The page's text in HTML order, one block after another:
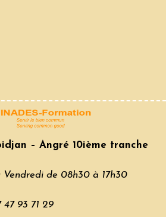
– Angré 10ième tranche
de 08h30 à 17h30
47 93 71 29